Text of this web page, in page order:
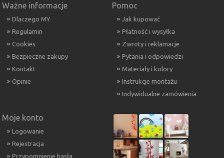
Ważne informacje
Dlaczego MY
Regulamin
Cookies
Bezpieczne zakupy
Kontakt
Opinie
Pomoc
Jak kupować
Płatność i wysyłka
Zwroty i reklamacje
Pytania i odpowiedzi
Materiały i kolory
Instrukcje montażu
Indywidualne zamówienia
Moje konto
Logowanie
Rejestracja
Przypomnienie hasła